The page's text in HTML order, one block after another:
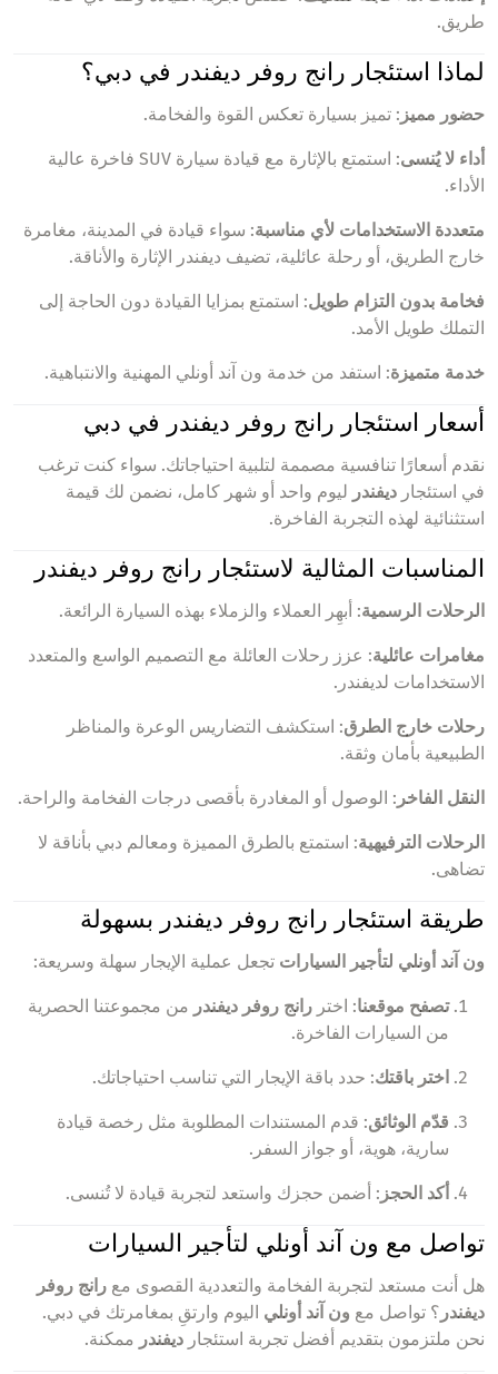
طريق.
لماذا استئجار رانج روفر ديفندر في دبي؟
حضور مميز : تميز بسيارة تعكس القوة والفخامة.
أداء لا يُنسى
: استمتع بالإثارة مع قيادة سيارة SUV فاخرة عالية
الأداء.
متعددة الاستخدامات لأي مناسبة: سواء قيادة في المدينة، مغامرة
خارج الطريق، أو رحلة عائلية، تضيف ديفندر الإثارة والأناقة.
فخامة بدون التزام طويل: استمتع بمزايا القيادة دون الحاجة إلى
التملك طويل الأمد.
خدمة متميزة: استفد من خدمة ون آند أونلي المهنية والانتباهية.
أسعار استئجار رانج روفر ديفندر في دبي
نقدم أسعارًا تنافسية مصممة لتلبية احتياجاتك. سواء كنت ترغب
في استئجار ديفندر ليوم واحد أو شهر كامل، نضمن لك قيمة
استثنائية لهذه التجربة الفاخرة.
المناسبات المثالية لاستئجار رانج روفر ديفندر
الرحلات الرسمية: أبهِر العملاء والزملاء بهذه السيارة الرائعة.
مغامرات عائلية: عزز رحلات العائلة مع التصميم الواسع والمتعدد
الاستخدامات لديفندر.
رحلات خارج الطرق: استكشف التضاريس الوعرة والمناظر
الطبيعية بأمان وثقة.
النقل الفاخر : الوصول أو المغادرة بأقصى درجات الفخامة والراحة.
الرحلات الترفيهية: استمتع بالطرق المميزة ومعالم دبي بأناقة لا
تضاهى.
طريقة استئجار رانج روفر ديفندر بسهولة
ون آند أونلي لتأجير السيارات تجعل عملية الإيجار سهلة وسريعة:
تصفح موقعنا: اختر رانج روفر ديفندر من مجموعتنا الحصرية
من السيارات الفاخرة.
اختر باقتك: حدد باقة الإيجار التي تناسب احتياجاتك.
قدّم الوثائق: قدم المستندات المطلوبة مثل رخصة قيادة
سارية، هوية، أو جواز السفر.
أكد الحجز : أضمن حجزك واستعد لتجربة قيادة لا تُنسى.
تواصل مع ون آند أونلي لتأجير السيارات
هل أنت مستعد لتجربة الفخامة والتعددية القصوى مع رانج روفر
ديفندر ؟ تواصل مع ون آند أونلي اليوم وارتقِ بمغامرتك في دبي.
نحن ملتزمون بتقديم أفضل تجربة استئجار ديفندر ممكنة.